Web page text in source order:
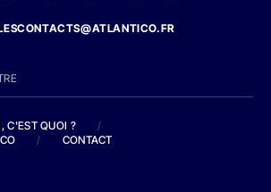
C'EST QUOI ?
/
/ CONTACT